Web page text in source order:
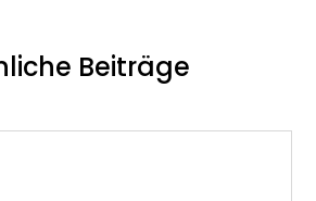
Beiträge